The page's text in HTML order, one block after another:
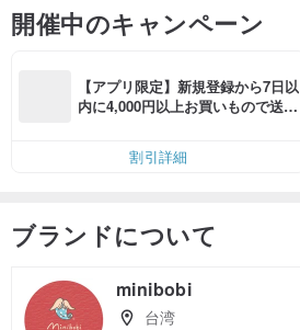
開催中のキャンペーン
【アプリ限定】新規登録から7日以
内に4,000円以上お買いもので送料
割引詳細
ブランドについて
minibobi
台湾